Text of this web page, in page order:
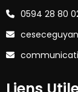
0594 28 80